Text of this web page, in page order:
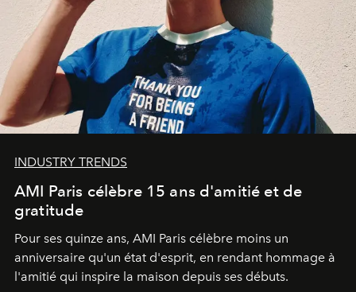
INDUSTRY TRENDS
AMI Paris célèbre 15 ans d'amitié et de
gratitude
Pour ses quinze ans, AMI Paris célèbre moins un
anniversaire qu'un état d'esprit, en rendant hommage à
l'amitié qui inspire la maison depuis ses débuts.